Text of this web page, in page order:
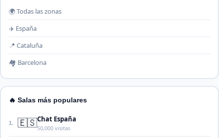
🌍 Todas las zonas
✈️ España
📍 Cataluña
🏘️ Barcelona
🔥 Salas más populares
1. 🇪🇸Chat España
50,000 visitas